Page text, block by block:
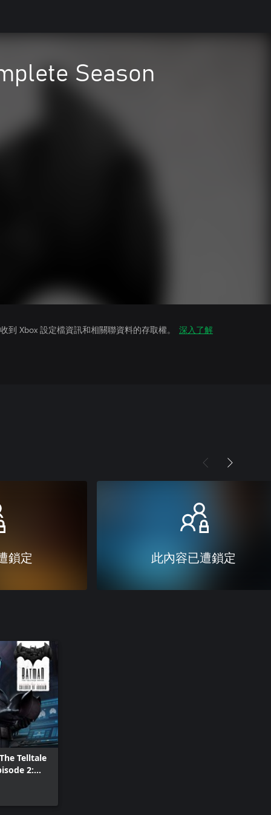
Season
到 Xbox 設定檔資訊和相關聯資料的存取權。
深入了解
鎖定 此內容已遭鎖定
Telltale
2: